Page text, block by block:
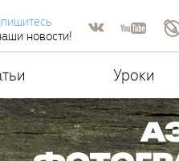
новости!
Уроки